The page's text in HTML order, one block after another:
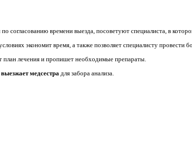
согласованию времени выезда, посоветуют специалиста, в
экономит время, а также позволяет специалисту
план лечения и пропишет необходимые препараты.
медсестра для забора анализа.